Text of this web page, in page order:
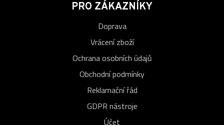
PRO ZÁKAZNÍKY
Doprava
Vrácení zboží
Ochrana osobních údajů
Obchodní podmínky
Reklamační řád
GDPR nástroje
Účet